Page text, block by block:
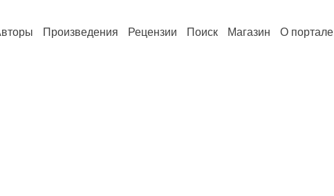
Произведения Рецензии Поиск Магазин О портале